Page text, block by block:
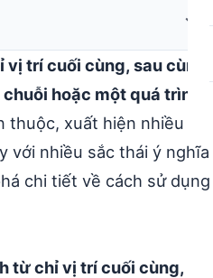
trí cuối cùng, sau cùng
hoặc một quá trình.
thuộc, xuất hiện nhiều
với nhiều sắc thái ý nghĩa
chi tiết về cách sử dụng
từ chỉ vị trí cuối cùng,